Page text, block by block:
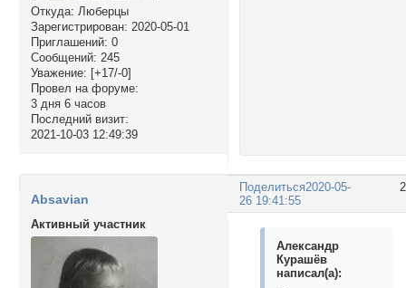
Откуда: Люберцы
Зарегистрирован: 2020-05-01
Приглашений: 0
Сообщений: 245
Уважение: [+17/-0]
Провел на форуме:
3 дня 6 часов
Последний визит:
2021-10-03 12:49:39
Поделиться2020-05-
26 19:41:55
Absavian
Активный участник
Александр
Курашёв
написал(а):